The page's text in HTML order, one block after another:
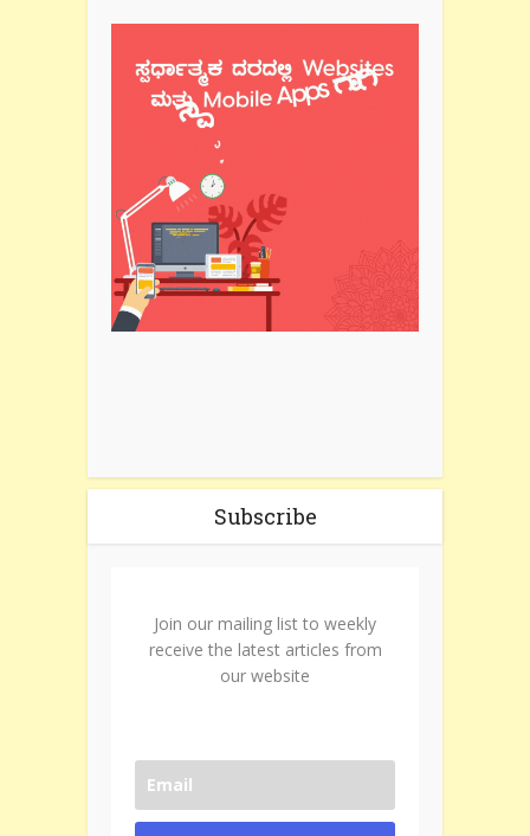
Subscribe
Join our mailing list to weekly
receive the latest articles from
our website